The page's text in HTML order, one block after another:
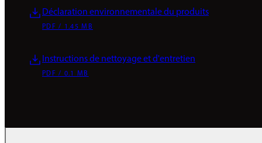
Déclaration environnementale du produits
PDF / 1.45 MB
Instructions de nettoyage et d'entretien
PDF / 0.1 MB